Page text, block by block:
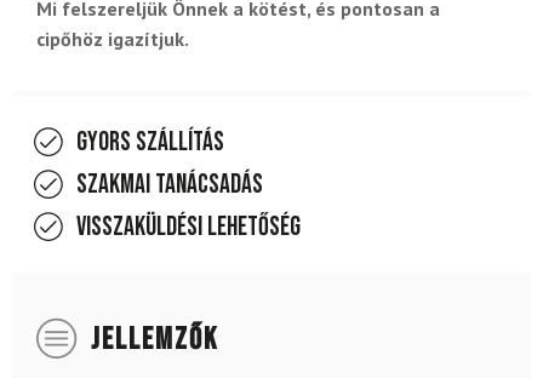
Mi felszereljük Önnek a kötést, és pontosan a
cipőhöz igazítjuk.
Gyors szállítás
Szakmai tanácsadás
Visszaküldési lehetőség
JELLEMZŐK